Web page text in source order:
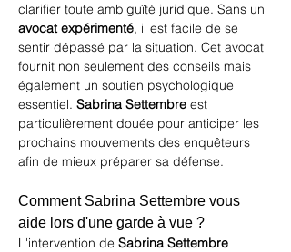
clarifier toute ambiguïté juridique. Sans un
avocat expérimenté, il est facile de se
sentir dépassé par la situation. Cet avocat
fournit non seulement des conseils mais
également un soutien psychologique
essentiel. Sabrina Settembre est
particulièrement douée pour anticiper les
prochains mouvements des enquêteurs
afin de mieux préparer sa défense.
Comment Sabrina Settembre vous
aide lors d'une garde à vue ?
L'intervention de Sabrina Settembre